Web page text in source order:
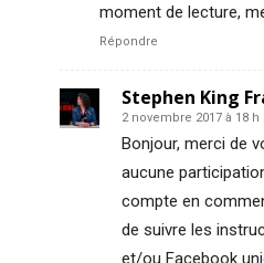
moment de lecture,
Répondre
Stephen King
2 novembre 2017 à 18 h
Bonjour, merci de
aucune
compte en
de suivre les
et/ou Facebook